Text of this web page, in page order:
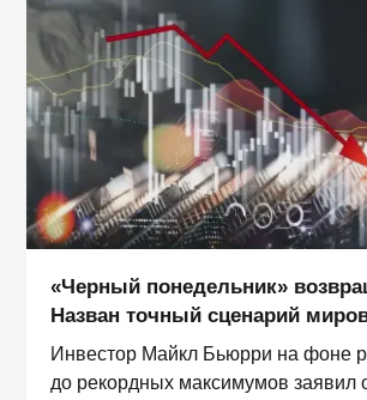
«Черный понедельник»
Назван точный сценарий
Инвестор Майкл Бьюрри на фоне
до рекордных максимумов заявил